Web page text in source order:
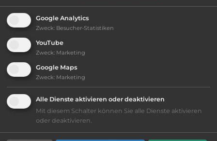
Öffnungszeiten:
Telefon:
Sehenswürdigkeiten:
Nationalpark Thayatal.
Google Analytics
Zweck: Besucher-Statistiken
YouTube
Zweck: Marketing
Google Maps
Zweck: Marketing
Alle Dienste aktivieren oder deaktivieren
Mit diesem Schalter können Sie alle Dienste aktivieren
oder deaktivieren.